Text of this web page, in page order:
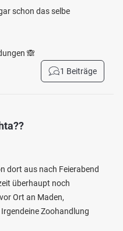
schon das selbe
🙈
1 Beiträge
dort aus nach Feierabend
überhaupt noch
Ort an Maden,
Zoohandlung